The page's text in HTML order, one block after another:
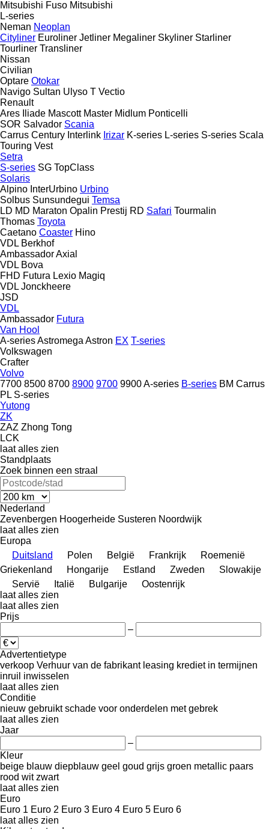
Mitsubishi Fuso Mitsubishi
L-series
Neman Neoplan
Cityliner Euroliner Jetliner Megaliner Skyliner Starliner
Tourliner Transliner
Nissan
Civilian
Optare Otokar
Navigo Sultan Ulyso T Vectio
Renault
Ares
Iliade Mascott Master Midlum Ponticelli
SOR Salvador Scania
Carrus Century Interlink Irizar K-series L-series S-series Scala
Touring Vest
Setra
S-series SG TopClass
Solaris
Alpino InterUrbino Urbino
Solbus Sunsundegui Temsa
LD MD Maraton Opalin Prestij RD Safari Tourmalin
Thomas Toyota
Caetano Coaster Hino
VDL Berkhof
AmbassadorAxial
VDL Bova
FHD Futura Lexio Magiq
VDL Jonckheere
JSD
VDL
Ambassador Futura
Van Hool
A-seriesAstromega Astron EX T-series
Volkswagen
Crafter
Volvo
7700 8500 8700 8900 9700 9900A-series B-series BM Carrus
PL S-series
Yutong
ZK
ZAZ Zhong Tong
LCK
laat alles zien
Standplaats
Zoek binnen een straal
Nederland
Zevenbergen Hoogerheide Susteren Noordwijk
laat alles zien
Europa
Duitsland
Polen België Frankrijk
Roemenië
Griekenland
Hongarije Estland Zweden
Slowakije
Servië
Italië Bulgarije
Oostenrijk
laat alles zien
laat alles zien
Prijs
–
Advertentietype
verkoop Verhuur van de fabrikant leasing krediet in termijnen
inruil inwisselen
laat alles zien
Conditie
nieuw gebruikt schade voor onderdelen met gebrek
laat alles zien
Jaar
–
Kleur
beige blauw diepblauw geel goud grijs groen metallic paars
rood wit zwart
laat alles zien
Euro
Euro 1 Euro 2 Euro 3 Euro 4 Euro 5 Euro 6
laat alles zien